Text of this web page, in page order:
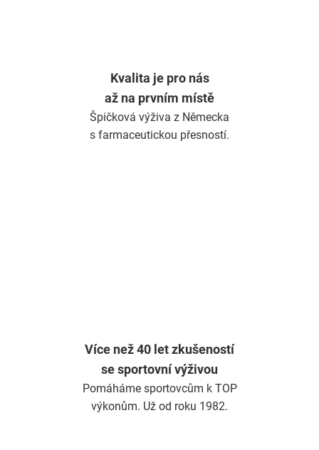
Kvalita je pro nás
až na prvním místě
Špičková výživa z Německa
s farmaceutickou přesností.
Více než 40 let zkušeností
se sportovní výživou
Pomáháme sportovcům k TOP
výkonům. Už od roku 1982.